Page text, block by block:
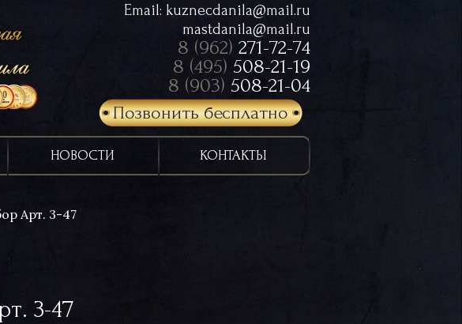
Email: kuznecdanila@mail.ru
mastdanila@mail.ru
8 (962) 271-72-74
8 (495) 508-21-19
8 (903) 508-21-04
Позвонить бесплатно
НОВОСТИ КОНТАКТЫ
Арт. 3-47
3-47